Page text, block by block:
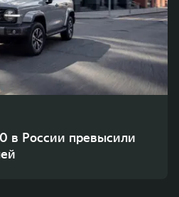
в России превысили